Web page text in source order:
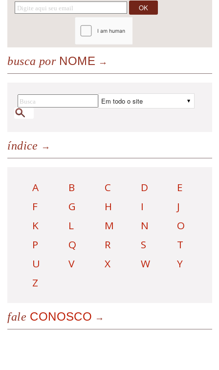
busca porNOME
índice
A B C D
E
F
G H I
J
K
L M N
O
P
Q R S
T
U
V X W
Y
Z
fale CONOSCO